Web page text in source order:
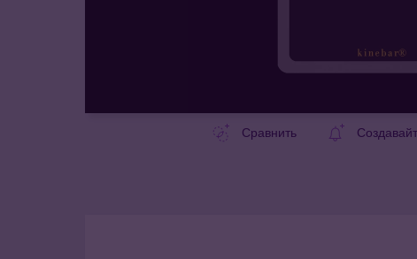
Сравнить